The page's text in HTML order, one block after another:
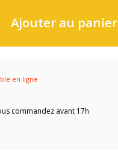
Ajouter au panier
en ligne
commandez avant 17h